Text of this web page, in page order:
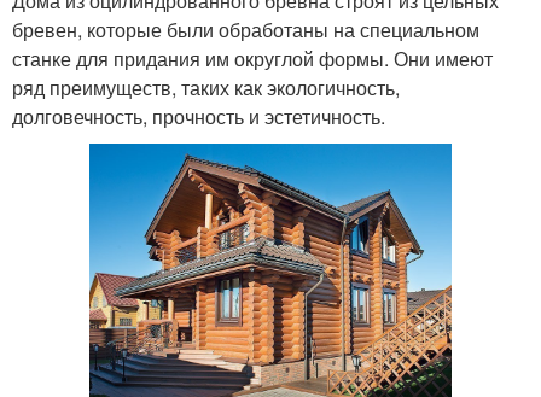
бревен, которые были обработаны на специальном
станке для придания им округлой формы. Они имеют
ряд преимуществ, таких как экологичность,
долговечность, прочность и эстетичность.